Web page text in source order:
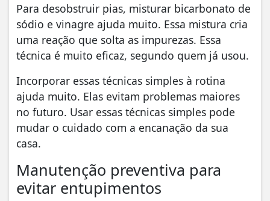
Para desobstruir pias, misturar bicarbonato de
sódio e vinagre ajuda muito. Essa mistura cria
uma reação que solta as impurezas. Essa
técnica é muito eficaz, segundo quem já usou.
Incorporar essas técnicas simples à rotina
ajuda muito. Elas evitam problemas maiores
no futuro. Usar essas técnicas simples pode
mudar o cuidado com a encanação da sua
casa.
Manutenção preventiva para
evitar entupimentos